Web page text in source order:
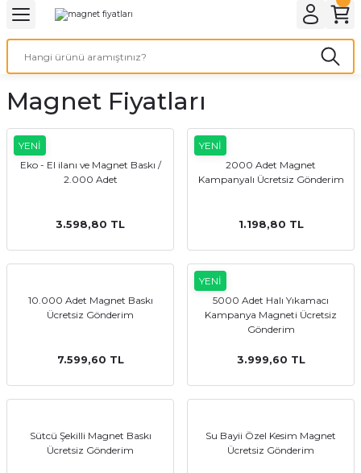
Geri Dön
Geri Dön
Kağıdı
Geri Dön
Geri Dön
Ürünleri
Geri Dön
Geri Dön
Geri Dön
Magnet Fiyatları
YENİ
Eko - El ilanı ve Magnet Baskı /
2.000 Adet
3.598,80 TL
YENİ
2000 Adet Magnet
Kampanyalı Ücretsiz Gönderim
1.198,80 TL
10.000 Adet Magnet Baskı
Ücretsiz Gönderim
7.599,60 TL
YENİ
5000 Adet Halı Yıkamacı
Kampanya Magneti Ücretsiz
Gönderim
3.999,60 TL
Sütcü Şekilli Magnet Baskı
Ücretsiz Gönderim
Su Bayii Özel Kesim Magnet
Ücretsiz Gönderim